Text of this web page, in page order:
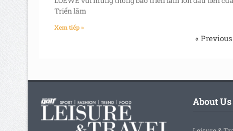
Triển lãm
Xem tiếp »
« Previous
About Us